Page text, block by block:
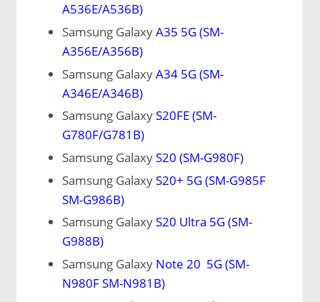
A536E/A536B)
Samsung GalaxyA35 5G (SM-
A356E/A356B)
Samsung GalaxyA34 5G (SM-
A346E/A346B)
Samsung GalaxyS20FE (SM-
G780F/G781B)
Samsung GalaxyS20 (SM-G980F)
Samsung GalaxyS20+ 5G (SM-G985F
SM-G986B)
Samsung GalaxyS20 Ultra 5G (SM-
G988B)
Samsung Galaxy Note 20 5G (SM-
N980F SM-N981B)